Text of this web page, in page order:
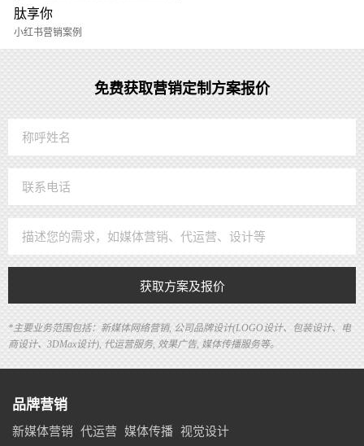
肽享你
小红书营销案例
免费获取营销定制方案报价
获取方案及报价
*主要业务范围包括：新媒体网络营销, 公司品牌设计(LOGO设计、包装设计、电
商设计、3DMax设计), 代运营服务, 效果广告, 媒体传播服务等。
品牌营销
新媒体营销 代运营 媒体传播 视觉设计